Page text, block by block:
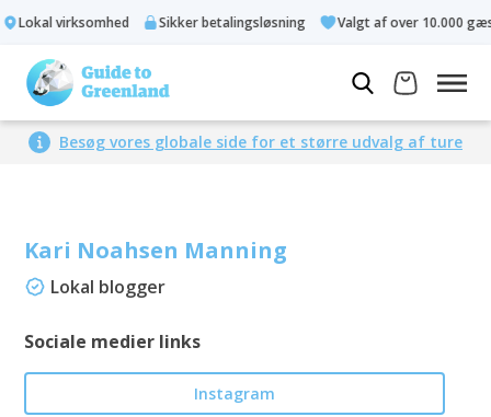
Lokal virksomhed Sikker betalingsløsning Valgt af over 10.000
Besøg vores globale side for et større udvalg af ture
Kari Noahsen Manning
Lokal blogger
Sociale medier links
Instagram